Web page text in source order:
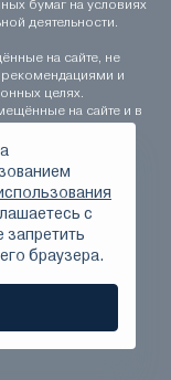
бумаг на условиях
деятельности.
на сайте, не
и
целях.
на сайте и в
вашему
целям,
является
ЛМС» не несёт
в случае
финансовые
материалах.
Все права
с
браузера.